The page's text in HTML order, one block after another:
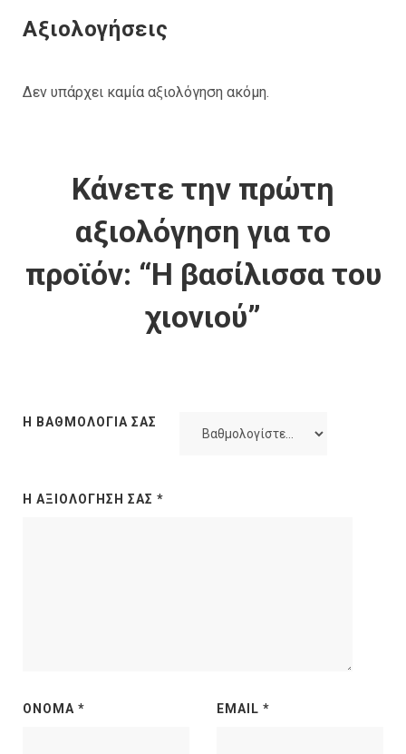
Αξιολογήσεις
Δεν υπάρχει καμία αξιολόγηση ακόμη.
Κάνετε την πρώτη
αξιολόγηση για το
προϊόν: “Η βασίλισσα του
χιονιού”
Η ΒΑΘΜΟΛΟΓΊΑ ΣΑΣ
Η ΑΞΙΟΛΌΓΗΣΉ ΣΑΣ *
ΌΝΟΜΑ * EMAIL *